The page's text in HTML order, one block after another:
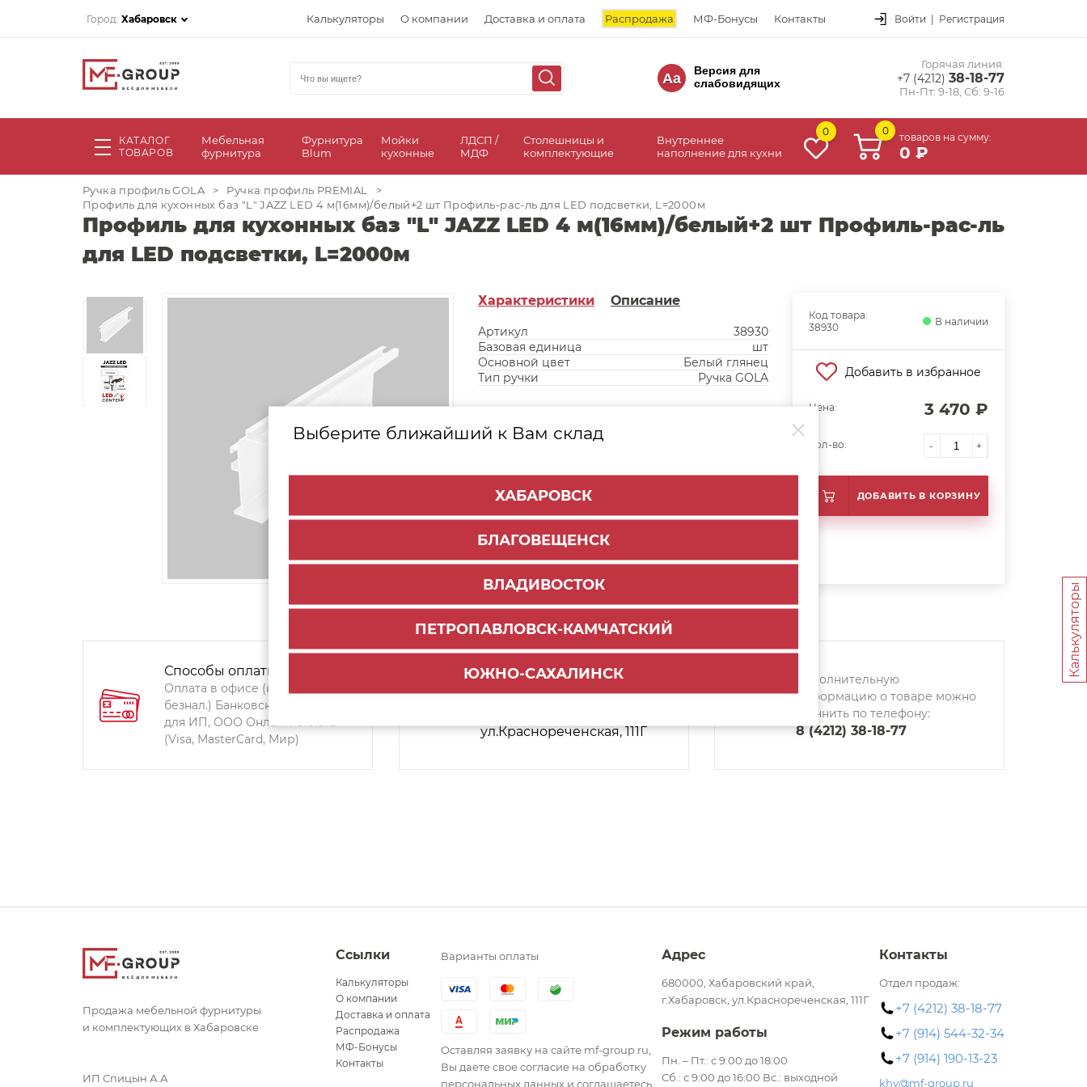
Город: Хабаровск Калькуляторы О компании Доставка и оплата Распродажа МФ-Бонусы Контакты Войти | Регистрация
Aa
Версия для
слабовидящих
Горячая линия:
+7 (4212) 38-18-77
Пн-Пт: 9-18, Сб: 9-16
КАТАЛОГ
ТОВАРОВ
Мебельная
фурнитура
Фурнитура
Blum
Мойки
кухонные
ЛДСП /
МДФ
Столешницы и
комплектующие
Внутреннее
наполнение для кухни
0 0
товаров на сумму:
0 ₽
Выберите ближайший к Вам склад
ХАБАРОВСК
БЛАГОВЕЩЕНСК
ВЛАДИВОСТОК
ПЕТРОПАВЛОВСК-КАМЧАТСКИЙ
ЮЖНО-САХАЛИНСК
Ручка профиль GOLA > Ручка профиль PREMIAL
>
Профиль для кухонных баз "L" JAZZ LED 4 м(16мм)/белый+2 шт Профиль-рас-ль для LED подсветки, L=2000м
Профиль для кухонных баз "L" JAZZ LED 4 м(16мм)/белый+2 шт Профиль-рас-ль
для LED подсветки, L=2000м
Характеристики Описание
Артикул
38930
Базовая единица
шт
Основной цвет
Белый глянец
Тип ручки
Ручка GOLA
Код товара:
38930
В наличии
Добавить в избранное
Цена: 3 470 ₽
Кол-во: - +
ДОБАВИТЬ В КОРЗИНУ
Способы оплаты:
Оплата в офисе (наличными,
безнал.) Банковский перевод
для ИП, ООО Онлайн-оплата
(Visa, MasterCard, Мир)
Способы доставки:
По городу:1000 руб.
ул.Краснореченская, 111Г
Дополнительную
информацию о товаре можно
уточнить по телефону:
8 (4212) 38-18-77
Калькуляторы
Продажа мебельной фурнитуры
и комплектующих в Хабаровске
ИП Спицын А.А
Ссылки
Калькуляторы
О компании
Доставка и оплата
Распродажа
МФ-Бонусы
Контакты
Варианты оплаты
Оставляя заявку на сайте mf-group.ru,
Вы даете свое согласие на обработку
персональных данных и соглашаетесь
Адрес
680000, Хабаровский край,
г.Хабаровск, ул.Краснореченская, 111Г
Режим работы
Пн. – Пт.: с 9:00 до 18:00
Сб.: с 9:00 до 16:00 Вс.: выходной
Контакты
Отдел продаж:
+7 (4212) 38-18-77
+7 (914) 544-32-34
+7 (914) 190-13-23
khv@mf-group.ru